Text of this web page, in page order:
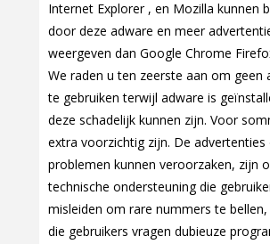
Internet Explorer , en Mozilla kunnen
door deze adware en meer
weergeven dan Google Chrome
We raden u ten zeerste aan om geen
te gebruiken terwijl adware is
deze schadelijk kunnen zijn. Voor
extra voorzichtig zijn. De advertenties
problemen kunnen veroorzaken, zijn
technische ondersteuning die
misleiden om rare nummers te
die gebruikers vragen dubieuze